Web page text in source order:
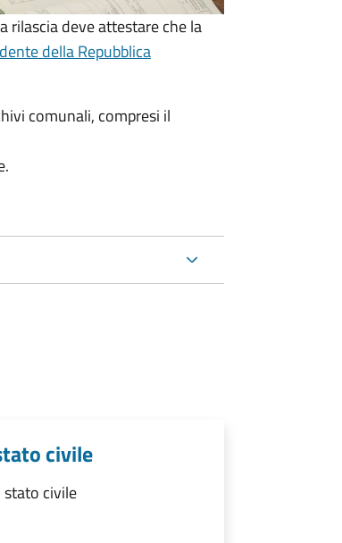
rilascia deve attestare che la
della Repubblica
comunali, compresi il
civile
civile